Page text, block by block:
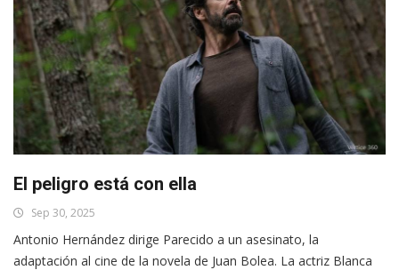
El peligro está con ella
Sep 30, 2025
Antonio Hernández dirige Parecido a un asesinato, la
adaptación al cine de la novela de Juan Bolea. La actriz Blanca